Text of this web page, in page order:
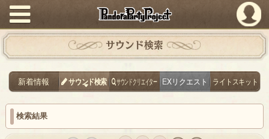
PandoraPartyProject
サウンド検索
新着情報 サウンド検索 サウンドクリエイター EXリクエスト ライトスキット
検索結果